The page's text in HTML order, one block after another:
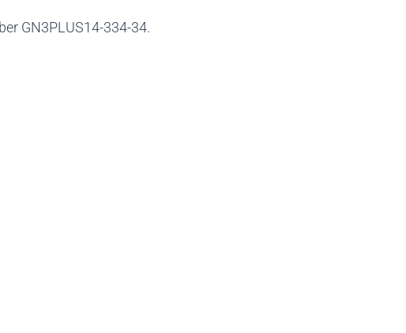
GN3PLUS14-334-34.